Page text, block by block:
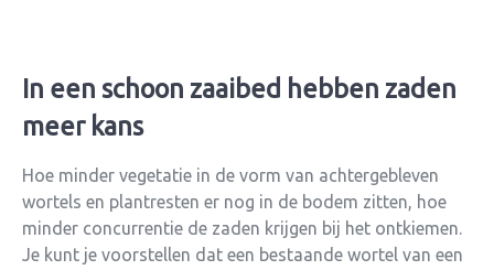
In een schoon zaaibed hebben zaden
meer kans
Hoe minder vegetatie in de vorm van achtergebleven
wortels en plantresten er nog in de bodem zitten, hoe
minder concurrentie de zaden krijgen bij het ontkiemen.
Je kunt je voorstellen dat een bestaande wortel van een